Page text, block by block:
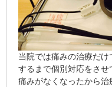
当院では痛みの治療だ
するまで個別対応をさせ
痛みがなくなったから